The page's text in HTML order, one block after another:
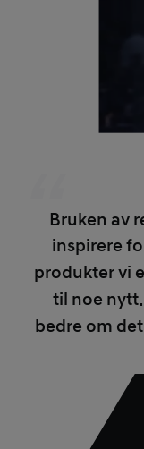
Bruken av
inspirere
produkter vi
til noe
bedre om